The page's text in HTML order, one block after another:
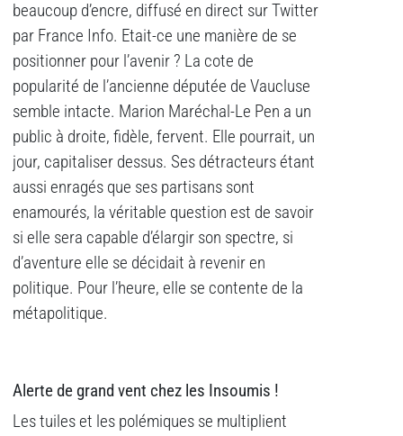
beaucoup d’encre, diffusé en direct sur Twitter
par France Info. Etait-ce une manière de se
positionner pour l’avenir ? La cote de
popularité de l’ancienne députée de Vaucluse
semble intacte. Marion Maréchal-Le Pen a un
public à droite, fidèle, fervent. Elle pourrait, un
jour, capitaliser dessus. Ses détracteurs étant
aussi enragés que ses partisans sont
enamourés, la véritable question est de savoir
si elle sera capable d’élargir son spectre, si
d’aventure elle se décidait à revenir en
politique. Pour l’heure, elle se contente de la
métapolitique.
Alerte de grand vent chez les Insoumis !
Les tuiles et les polémiques se multiplient